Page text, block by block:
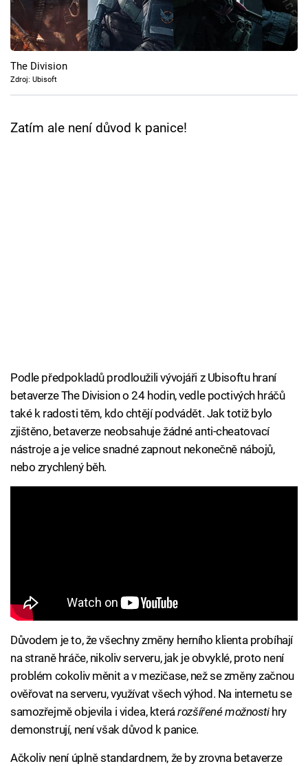
Cool Esport
Pořady
TV Program
The Division
Zdroj: Ubisoft
Zatím ale není důvod k panice!
Podle předpokladů prodloužili vývojáři z Ubisoftu hraní
betaverze The Division o 24 hodin, vedle poctivých hráčů
také k radosti těm, kdo chtějí podvádět. Jak totiž bylo
zjištěno, betaverze neobsahuje žádné anti-cheatovací
nástroje a je velice snadné zapnout nekonečně nábojů,
nebo zrychlený běh.
Důvodem je to, že všechny změny herního klienta probíhají
na straně hráče, nikoliv serveru, jak je obvyklé, proto není
problém cokoliv měnit a v mezičase, než se změny začnou
ověřovat na serveru, využívat všech výhod. Na internetu se
samozřejmě objevila i videa, kterározšířené možnostihry
demonstrují, není však důvod k panice.
Ačkoliv není úplně standardnem, že by zrovna betaverze